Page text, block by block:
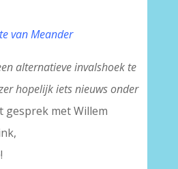
van Meander
alternatieve invalshoek te
hopelijk iets nieuws onder
gesprek met Willem